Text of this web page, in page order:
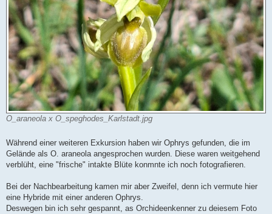
O_araneola x O_speghodes_Karlstadt.jpg
Während einer weiteren Exkursion haben wir Ophrys gefunden, die im
Gelände als O. araneola angesprochen wurden. Diese waren weitgehend
verblüht, eine "frische" intakte Blüte konmnte ich noch fotografieren.
Bei der Nachbearbeitung kamen mir aber Zweifel, denn ich vermute hier
eine Hybride mit einer anderen Ophrys.
Deswegen bin ich sehr gespannt, as Orchideenkenner zu deiesem Foto